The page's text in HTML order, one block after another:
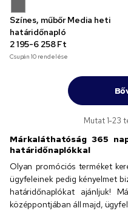
Színes, műbőr Media heti
határidőnapló
2 195-6 258 Ft
Csupán10rendelése
Mutat 1-23
Márkaláthatóság 365
határidőnaplókkal
Olyan promóciós terméket
ügyfeleinek pedig kényelmet
határidőnaplókat ajánljuk!
középpontjában áll majd,